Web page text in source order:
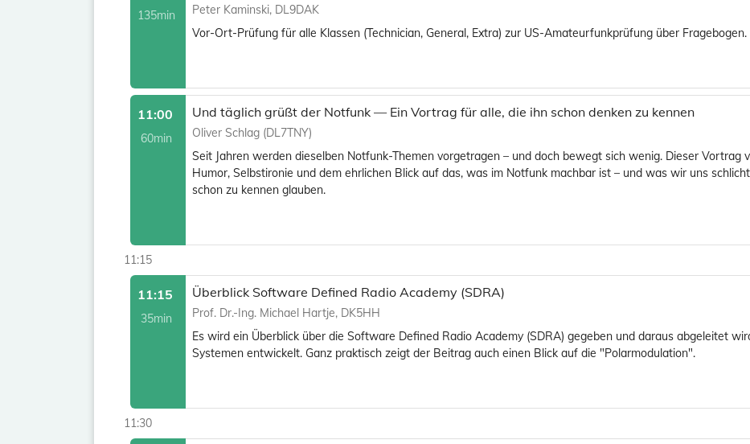
135min
Peter Kaminski, DL9DAK
Vor-Ort-Prüfung für alle Klassen (Technician, General, Extra) zur US-Amateurfunkprüfung über Fragebogen.
11:00
60min
Und täglich grüßt der Notfunk — Ein Vortrag für alle, die ihn schon denken zu kennen
Oliver Schlag (DL7TNY)
Seit Jahren werden dieselben Notfunk-Themen vorgetragen – und doch bewegt sich wenig. Dieser Vortrag
Humor, Selbstironie und dem ehrlichen Blick auf das, was im Notfunk machbar ist – und was wir uns
schon zu kennen glauben.
11:15
11:15
35min
Überblick Software Defined Radio Academy (SDRA)
Prof. Dr.-Ing. Michael Hartje, DK5HH
Es wird ein Überblick über die Software Defined Radio Academy (SDRA) gegeben und daraus abgeleitet
Systemen entwickelt. Ganz praktisch zeigt der Beitrag auch einen Blick auf die "Polarmodulation".
11:30